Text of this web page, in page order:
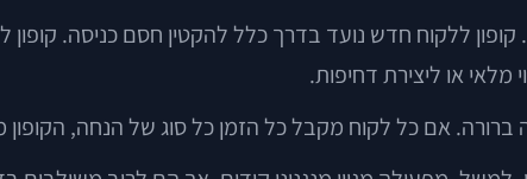
ללקוח חדש נועד בדרך כלל להקטין חסם כניסה.
מלאי או ליצירת דחיפות.
ברורה. אם כל לקוח מקבל כל הזמן כל סוג של הנחה,